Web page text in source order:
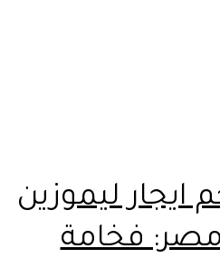
ايجار ليموزين
فخامة